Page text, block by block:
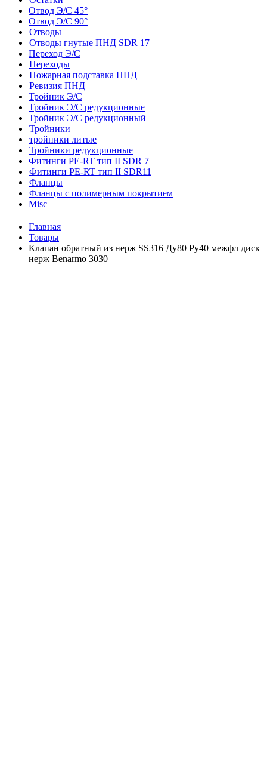
Отвод Э/С 45°
Отвод Э/С 90°
Отводы
Отводы гнутые ПНД SDR 17
Переход Э/С
Переходы
Пожарная подставка ПНД
Ревизия ПНД
Тройник Э/С
Тройник Э/С редукционные
Тройник Э/С редукционный
Тройники
тройники литые
Тройники редукционные
Фитинги PE-RT тип II SDR 7
Фитинги PE-RT тип II SDR11
Фланцы
Фланцы с полимерным покрытием
Misc
Главная
Товары
Клапан обратный из нерж SS316 Ду80 Ру40 межфл диск
нерж Benarmo 3030